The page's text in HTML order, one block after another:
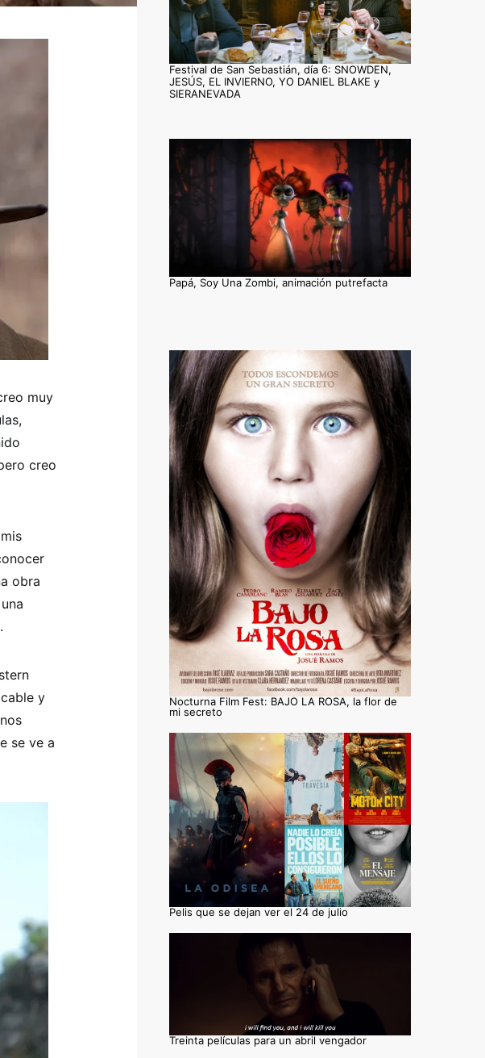
muy
creo
obra
y
se ve a
Festival de San Sebastián, día 6: SNOWDEN,
JESÚS, EL INVIERNO, YO DANIEL BLAKE y
SIERANEVADA
Papá, Soy Una Zombi, animación putrefacta
Nocturna Film Fest: BAJO LA ROSA, la flor de
mi secreto
Pelis que se dejan ver el 24 de julio
Treinta películas para un abril vengador